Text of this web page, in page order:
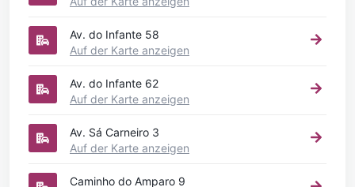
Av. do Infante 58
Auf der Karte anzeigen
Av. do Infante 62
Auf der Karte anzeigen
Av. Sá Carneiro 3
Auf der Karte anzeigen
Caminho do Amparo 9